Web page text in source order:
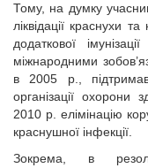
Тому, на думку
ліквідації краснухи
додаткової
міжнародними
в 2005 р.,
організації
2010 р. елімінацію
краснушної інфекції.
Зокрема, в